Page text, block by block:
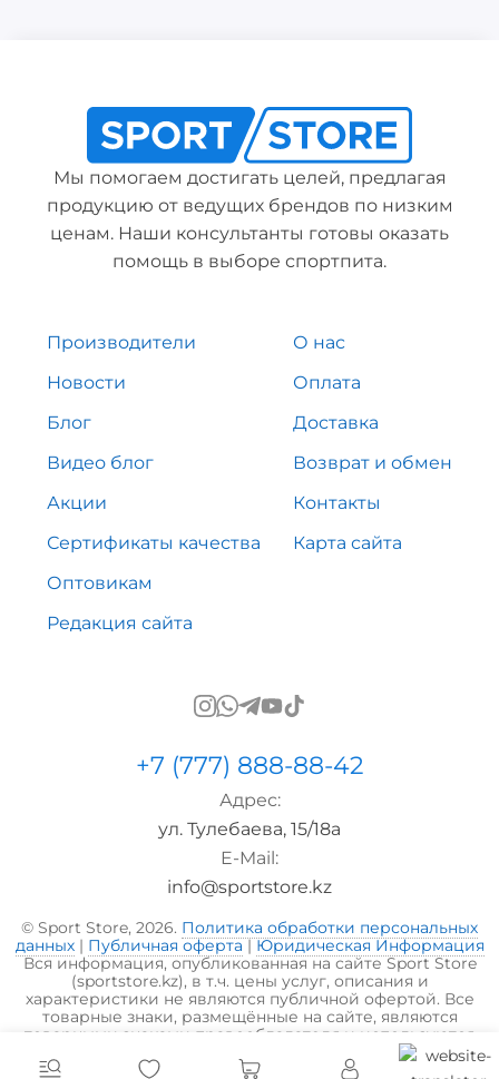
Мы помогаем достигать целей, предлагая
продукцию от ведущих брендов по низким
ценам. Наши консультанты готовы оказать
помощь в выборе спортпита.
Производители
Новости
Блог
Видео блог
Акции
Сертификаты качества
Оптовикам
Редакция сайта
О нас
Оплата
Доставка
Возврат и обмен
Контакты
Карта сайта
+7 (777) 888-88-42
Адрес:
ул. Тулебаева, 15/18а
E-Mail:
info@sportstore.kz
© Sport Store, 2026. Политика обработки персональных
данных| Публичная оферта | Юридическая Информация
Вся информация, опубликованная на сайте Sport Store
(sportstore.kz), в т.ч. цены услуг, описания и
характеристики не являются публичной офертой. Все
товарные знаки, размещённые на сайте, являются
товарными знаками правообладателя и используются
исключительно в информационных целях.